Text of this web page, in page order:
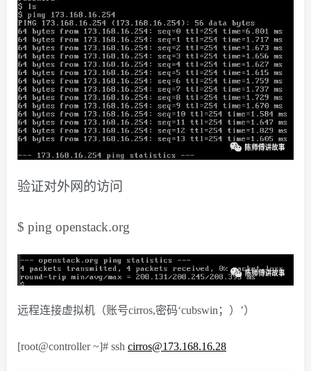
验证对外网的访问
$ ping openstack.org
远程连接虚拟机（账号cirros,密码‘cubswin；）’）
[root@controller ~]# ssh cirros@173.168.16.28